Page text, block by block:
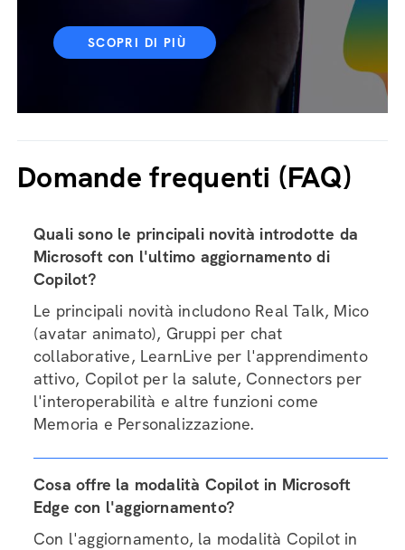
SCOPRI DI PIÙ
Domande frequenti (FAQ)
Quali sono le principali novità introdotte da
Microsoft con l'ultimo aggiornamento di
Copilot?
Le principali novità includono Real Talk, Mico
(avatar animato), Gruppi per chat
collaborative, LearnLive per l'apprendimento
attivo, Copilot per la salute, Connectors per
l'interoperabilità e altre funzioni come
Memoria e Personalizzazione.
Cosa offre la modalità Copilot in Microsoft
Edge con l'aggiornamento?
Con l'aggiornamento, la modalità Copilot in